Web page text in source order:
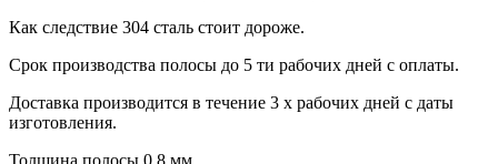
Как следствие 304 сталь стоит дороже.
Срок производства полосы до 5 ти рабочих дней с оплаты.
Доставка производится в течение 3 х рабочих дней с даты
изготовления.
Толщина полосы 0,8 мм.